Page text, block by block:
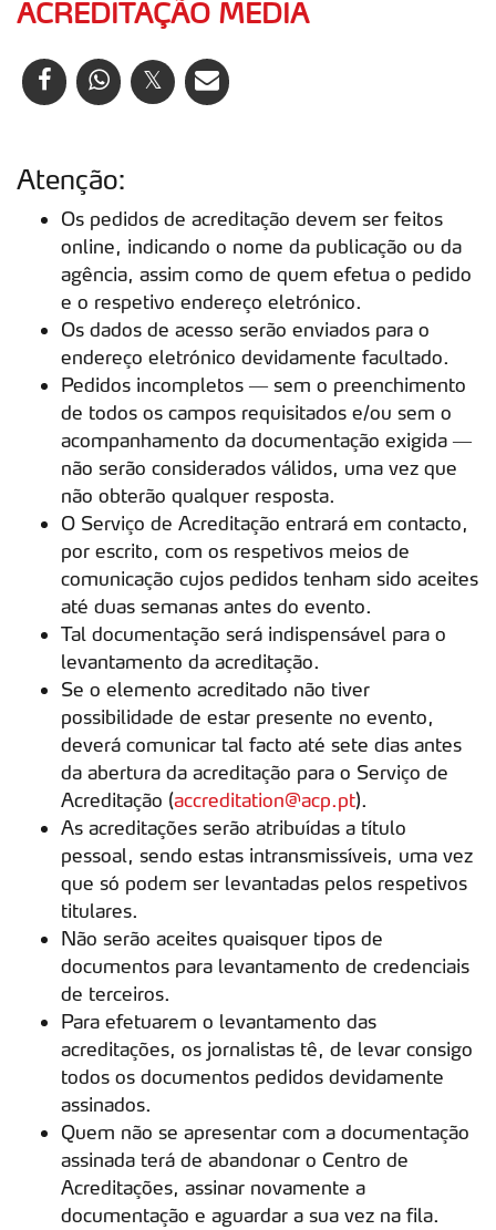
ACREDITAÇÃO MEDIA
Atenção:
Os pedidos de acreditação devem ser feitos
online, indicando o nome da publicação ou da
agência, assim como de quem efetua o pedido
e o respetivo endereço eletrónico.
Os dados de acesso serão enviados para o
endereço eletrónico devidamente facultado.
Pedidos incompletos — sem o preenchimento
de todos os campos requisitados e/ou sem o
acompanhamento da documentação exigida —
não serão considerados válidos, uma vez que
não obterão qualquer resposta.
O Serviço de Acreditação entrará em contacto,
por escrito, com os respetivos meios de
comunicação cujos pedidos tenham sido aceites
até duas semanas antes do evento.
Tal documentação será indispensável para o
levantamento da acreditação.
Se o elemento acreditado não tiver
possibilidade de estar presente no evento,
deverá comunicar tal facto até sete dias antes
da abertura da acreditação para o Serviço de
Acreditação (accreditation@acp.pt).
As acreditações serão atribuídas a título
pessoal, sendo estas intransmissíveis, uma vez
que só podem ser levantadas pelos respetivos
titulares.
Não serão aceites quaisquer tipos de
documentos para levantamento de credenciais
de terceiros.
Para efetuarem o levantamento das
acreditações, os jornalistas tê, de levar consigo
todos os documentos pedidos devidamente
assinados.
Quem não se apresentar com a documentação
assinada terá de abandonar o Centro de
Acreditações, assinar novamente a
documentação e aguardar a sua vez na fila.